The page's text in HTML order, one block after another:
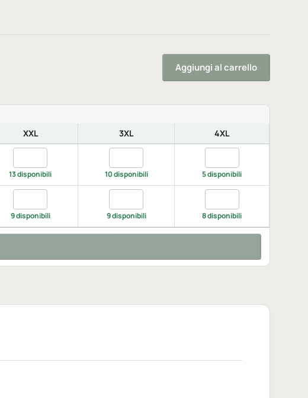
Aggiungi al carrello
XXL 3XL
4XL
13 disponibili 10 disponibili 5 disponibili
9 disponibili 9 disponibili 8 disponibili